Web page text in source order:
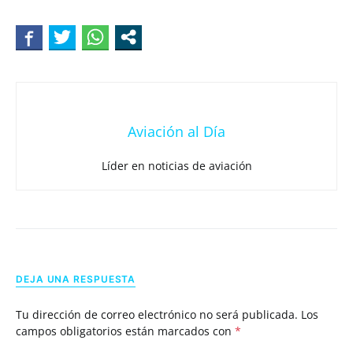
Aviación al Día
Líder en noticias de aviación
DEJA UNA RESPUESTA
Tu dirección de correo electrónico no será publicada. Los
campos obligatorios están marcados con *